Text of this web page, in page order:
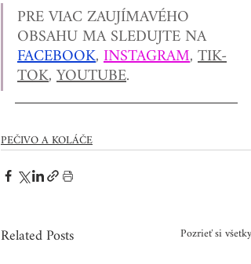
PRE VIAC ZAUJÍMAVÉHO
OBSAHU MA SLEDUJTE NA
FACEBOOK, INSTAGRAM, TIK-
TOK, YOUTUBE.
PEČIVO A KOLÁČE
Related Posts Pozrieť si všetky